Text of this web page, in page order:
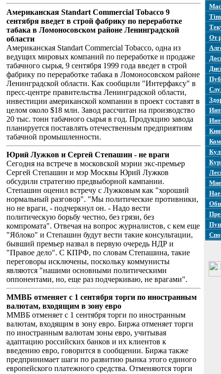
Американская Standart Commercial Tobacco 9
сентября введет в строй фабрику по переработке
табака в Ломоносовском районе Ленинградской
области
Американская Standart Commercial Tobacco, одна из
ведущих мировых компаний по переработке и продаже
табачного сырья, 9 сентября 1999 года введет в строй
фабрику по переработке табака в Ломоносовском районе
Ленинградской области. Как сообщили "Интерфаксу" в
пресс-центре правительства Ленинградской области,
инвестиции американской компании в проект составят в
целом около $18 млн. Завод рассчитан на производство
20 тыс. тонн табачного сырья в год. Продукцию завода
планируется поставлять отечественным предприятиям
табачной промышленности.
Юрий Лужков и Сергей Степашин - не враги
Сегодня на встрече в московской мэрии экс-премьер
Сергей Степашин и мэр Москвы Юрий Лужков
обсудили стратегию предвыборной кампании.
Степашин оценил встречу с Лужковым как "хороший
нормальный разговор". "Мы политические противники,
но не враги, - подчеркнул он. - Надо вести
политическую борьбу честно, без грязи, без
компромата". Отвечая на вопрос журналистов, с кем еще
"Яблоко" и Степашин будут вести такие консультации,
бывший премьер назвал в первую очередь НДР и
"Правое дело". С КПРФ, по словам Степашина, такие
переговоры исключены, поскольку коммунисты
являются "нашими основными политическими
оппонентами, но, еще раз подчеркиваю, не врагами".
ММВБ отменяет с 1 сентября торги по иностранным
валютам, входящим в зону евро
ММВБ отменяет с 1 сентября торги по иностранным
валютам, входящим в зону евро. Биржа отменяет торги
по иностранным валютам зоны евро, учитывая
адаптацию российских банков и их клиентов к
введению евро, говорится в сообщении. Биржа также
предпринимает шаги по развитию рынка этого единого
европейского платежного средства. Отменяются торги
От